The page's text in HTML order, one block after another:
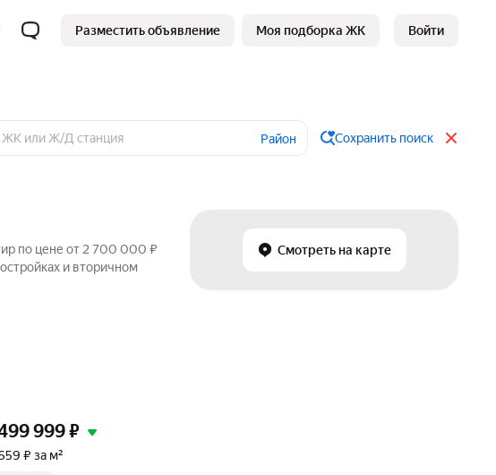
Разместить объявление Моя подборка ЖК Войти
Район Сохранить поиск
Смотреть на карте
по цене от 2 700 000 ₽
и вторичном
999₽
₽ за м²